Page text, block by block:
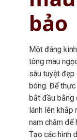
bảo
Một đáng
tông màu
sâu tuyệt đẹp
bóng. Để thực
bắt đầu bằng
lánh lên khắp
nam châm để
Tạo các hình